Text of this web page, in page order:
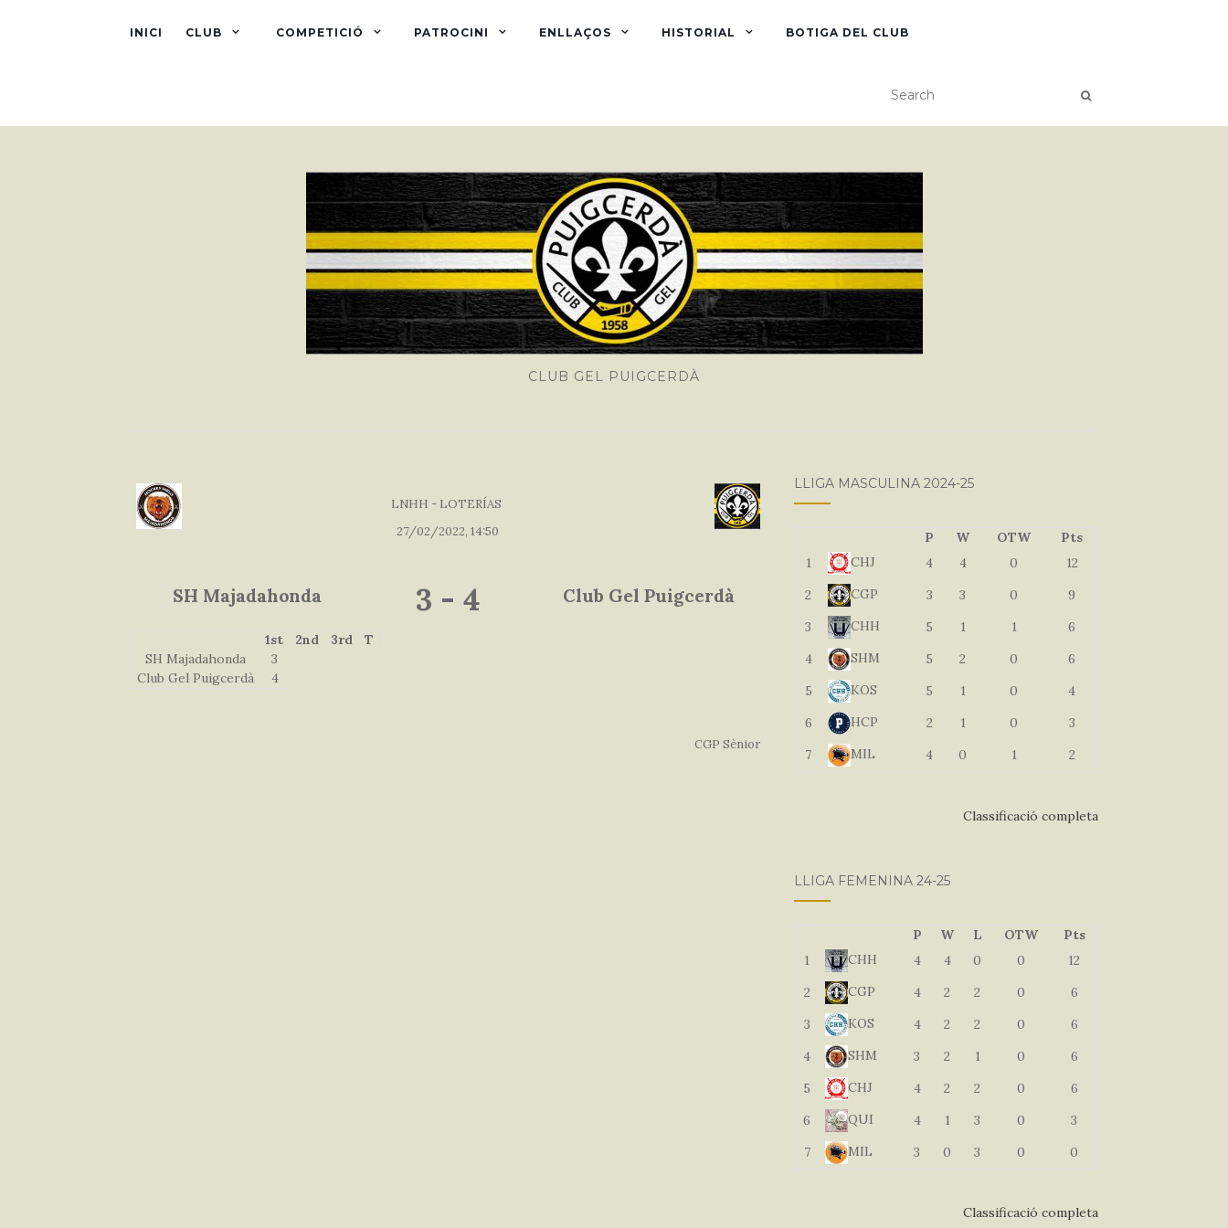
INICI CLUB COMPETICIÓ PATROCINI ENLLAÇOS HISTORIAL BOTIGA DEL CLUB
CLUB GEL PUIGCERDÀ
LNHH - LOTERÍAS
27/02/2022, 14:50
SH Majadahonda 3 - 4 Club Gel Puigcerdà
1st 2nd 3rd
T
SH Majadahonda
3
Club Gel Puigcerdà
4
CGP Sènior
LLIGA MASCULINA 2024-25
P W OTW
Pts
1
CHJ 4 4 0
12
2
CGP 3 3 0
9
3
CHH 5 1 1
6
4
SHM 5 2 0
6
5
KOS 5 1 0
4
6
HCP 2 1 0
3
7
MIL 4 0 1 2
Classificació completa
LLIGA FEMENINA 24-25
P W L OTW
Pts
1
CHH 4 4 0 0
12
2
CGP 4 2 2 0
6
3
KOS 4 2 2 0
6
4
SHM 3 2 1 0
6
5
CHJ 4 2 2 0
6
6
QUI 4 1 3 0
3
7
MIL 3 0 3 0 0
Classificació completa